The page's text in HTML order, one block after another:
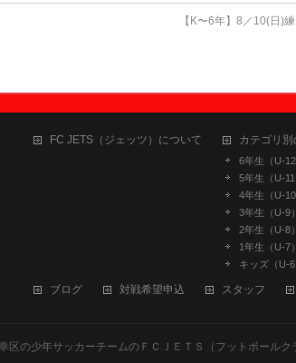
【K〜6年】8／10(日)
FC JETS（ジェッツ）について カテゴリ別
6年生（U-
5年生（U-
4年生（U-
3年生（U-9
2年生（U-8
1年生（U-7
キッズ（U-
ブログ 対戦希望申込 スタッフ
区の少年サッカーチームのＦＣＪＥＴＳ（フットボール